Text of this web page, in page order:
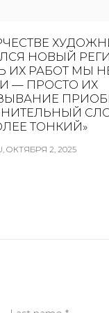
НОВЫЙ
ИХ РАБОТ МЫ
— ПРОСТО ИХ
ТОНКИЙ»
ОКТЯБРЯ 2, 2025